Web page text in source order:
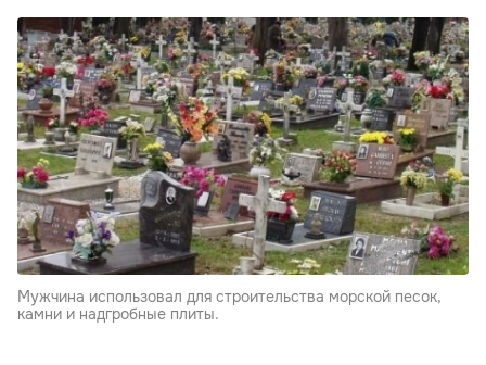
Мужчина использовал для строительства морской песок,
камни и надгробные плиты.